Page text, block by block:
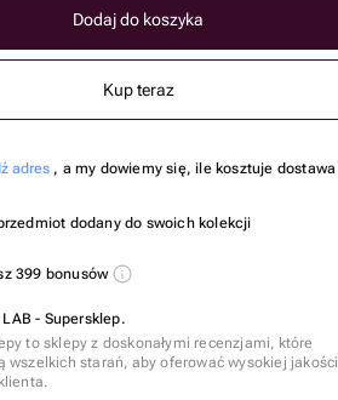
Dodaj do koszyka
Kup teraz
adres , a my dowiemy się, ile kosztuje dostawa
dodany do swoich kolekcji
399 bonusów
LAB - Supersklep.
to sklepy z doskonałymi recenzjami, które
wszelkich starań, aby oferować wysokiej jakości